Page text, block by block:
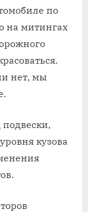
по
на митингах
нет, мы
кузова